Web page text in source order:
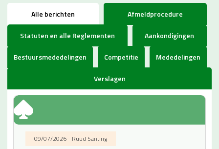
Alle berichten Afmeldprocedure
Statuten en alle Reglementen Aankondigingen
Bestuursmededelingen Competitie Mededelingen
Verslagen
09/07/2026 - Ruud Santing